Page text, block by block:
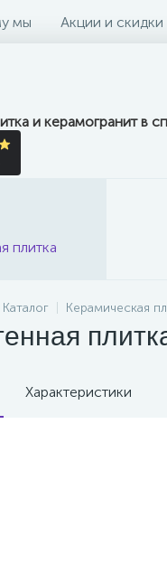
мы Акции и скидки
и керамогранит в
плитка
Каталог Керамическая
Характеристики